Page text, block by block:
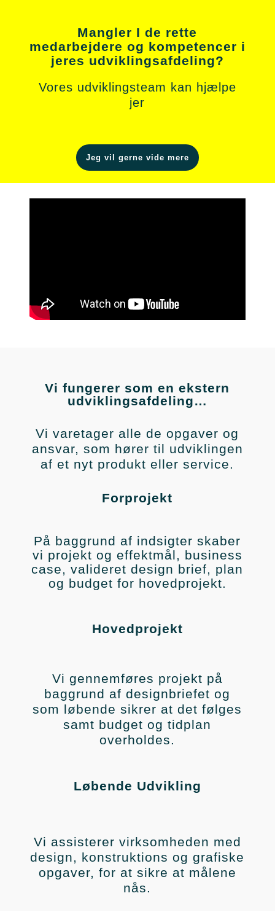
Mangler I de rette
medarbejdere og kompetencer i
jeres udviklingsafdeling?
Vores udviklingsteam kan hjælpe
jer
Jeg vil gerne vide mere
Vi fungerer som en ekstern
udviklingsafdeling…
Vi varetager alle de opgaver og
ansvar, som hører til udviklingen
af et nyt produkt eller service.
Forprojekt
På baggrund af indsigter skaber
vi projekt og effektmål, business
case, valideret design brief, plan
og budget for hovedprojekt.
Hovedprojekt
Vi gennemføres projekt på
baggrund af designbriefet og
som løbende sikrer at det følges
samt budget og tidplan
overholdes.
Løbende Udvikling
Vi assisterer virksomheden med
design, konstruktions og grafiske
opgaver, for at sikre at målene
nås.